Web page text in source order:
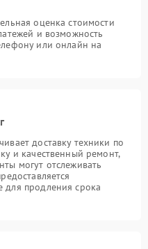
оценка стоимости
и возможность
или онлайн на
доставку техники по
и качественный ремонт,
могут отслеживать
для продления срока